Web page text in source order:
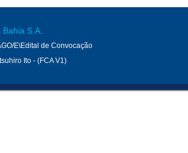
S.A.
E\Edital de Convocação
Ito - (FCA V1)